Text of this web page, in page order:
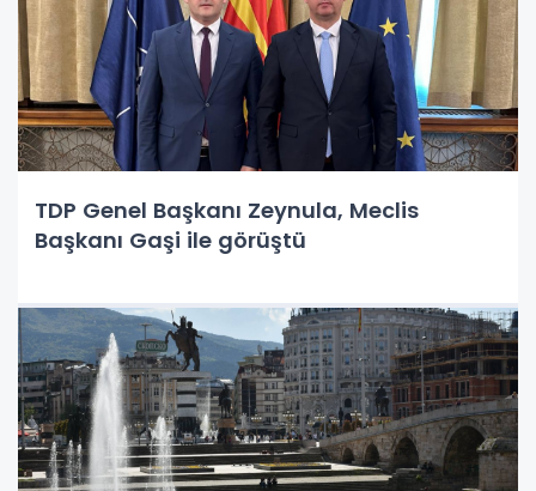
TDP Genel Başkanı Zeynula, Meclis
Başkanı Gaşi ile görüştü